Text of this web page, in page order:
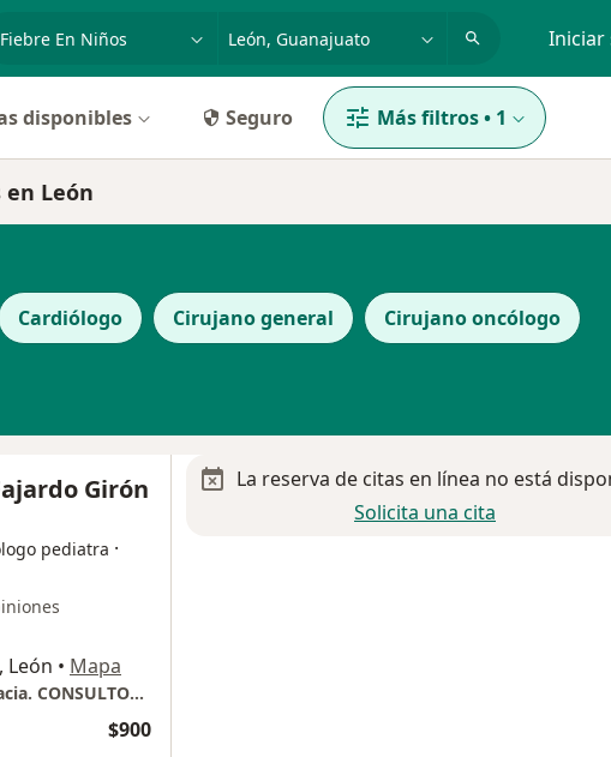
enfermedad o nombre
p. ej. Guadalajara Iniciar
disponibles Seguro Más filtros• 1
en León
Cardiólogo Cirujano general Cirujano oncólogo
Girón
pediatra ·
León • Mapa
Hospital Christus Muguerza Altagracia. CONSULTORIO 321
$900
La reserva de citas en línea no está
Solicita una cita